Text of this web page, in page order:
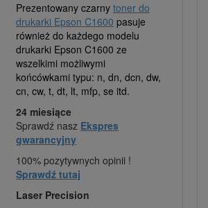
Prezentowany czarny toner do
drukarki Epson C1600 pasuje
również do każdego modelu
drukarki Epson C1600 ze
wszelkimi możliwymi
końcówkami typu: n, dn, dcn, dw,
cn, cw, t, dt, lt, mfp, se itd.
24 miesiące
Sprawdź nasz Ekspres
gwarancyjny
100% pozytywnych opinii !
Sprawdź tutaj
Laser Precision